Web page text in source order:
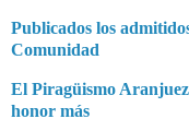
Publicados los
Comunidad
El Piragüismo Aranjuez
honor más